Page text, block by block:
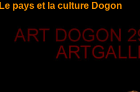
Le pays et la culture Dogon